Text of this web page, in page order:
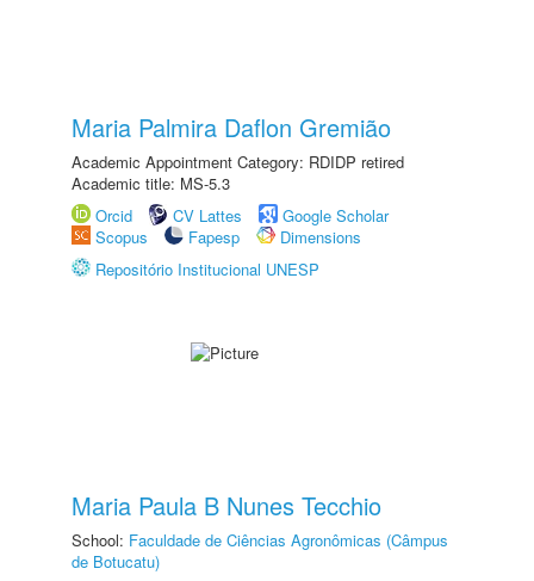
Maria Palmira Daflon Gremião
Academic Appointment Category: RDIDP retired
Academic title: MS-5.3
Orcid
CV Lattes
Google Scholar
Scopus
Fapesp
Dimensions
Repositório Institucional UNESP
Maria Paula B Nunes Tecchio
School: Faculdade de Ciências Agronômicas (Câmpus
de Botucatu)